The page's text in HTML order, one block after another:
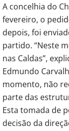
A concelhia do
fevereiro, o
depois, foi
partido. “Neste
nas Caldas”,
Edmundo
momento, não
parte das
Esta tomada de
decisão da